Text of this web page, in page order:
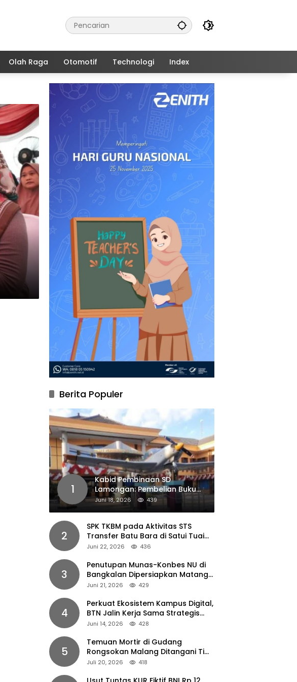
Olah Raga Otomotif Technologi Index
Berita Populer
1
Kabid Pembinaan SD
Lamongan: Pembelian Buku
Pendamping Tidak Boleh
Dipaksakan
Juni 18, 2026 439
2
SPK TKBM pada Aktivitas STS
Transfer Batu Bara di Satui Tuai
Sorotan
Juni 22, 2026 436
3
Penutupan Munas-Konbes NU di
Bangkalan Dipersiapkan Matang,
Gus Ipul Turun Tangan
Juni 21, 2026 429
4
Perkuat Ekosistem Kampus Digital,
BTN Jalin Kerja Sama Strategis
dengan UNAIR
Juni 14, 2026 428
5
Temuan Mortir di Gudang
Rongsokan Malang Ditangani Tim
Gegana Polda Jatim
Juli 20, 2026 418